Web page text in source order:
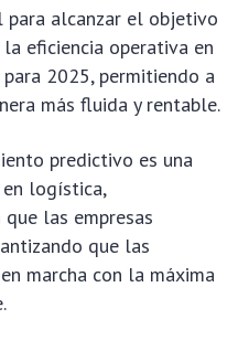
para alcanzar el objetivo
eficiencia operativa en
2025, permitiendo a
más fluida y rentable.
predictivo es una
logística,
las empresas
que las
marcha con la máxima